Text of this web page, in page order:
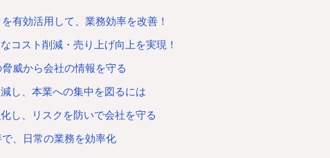
有効活用して、業務効率を改善！
コスト削減・売り上げ向上を実現！
威から会社の情報を守る
し、本業への集中を図るには
し、リスクを防いで会社を守る
、日常の業務を効率化